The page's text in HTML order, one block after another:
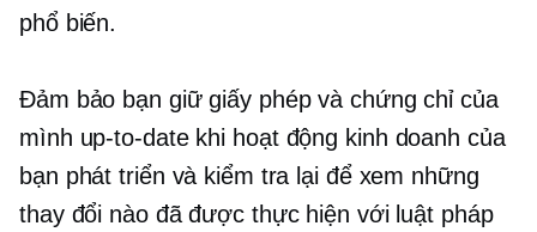
phổ biến.
Đảm bảo bạn giữ giấy phép và chứng chỉ của
mình up-to-datekhi hoạt động kinh doanh của
bạn phát triển và kiểm tra lại để xem những
thay đổi nào đã được thực hiện với luật pháp